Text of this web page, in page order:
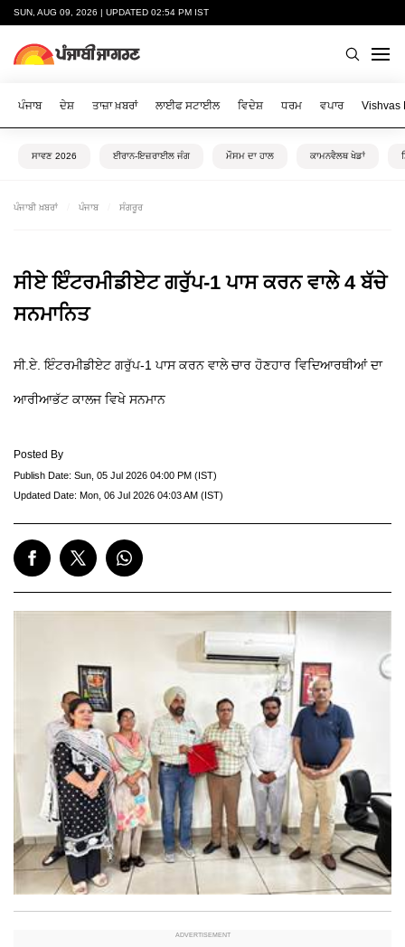
SUN, AUG 09, 2026 | UPDATED 02:54 PM IST
ਪੰਜਾਬ ਦੇਸ਼ ਤਾਜ਼ਾ ਖ਼ਬਰਾਂ ਲਾਈਫ ਸਟਾਈਲ ਵਿਦੇਸ਼ ਧਰਮ ਵਪਾਰ Vishvas
ਸਾਵਣ 2026 ਈਰਾਨ-ਇਜ਼ਰਾਈਲ ਜੰਗ ਮੌਸਮ ਦਾ ਹਾਲ ਕਾਮਨਵੈਲਥ ਖੇਡਾਂ
ਪੰਜਾਬੀ ਖ਼ਬਰਾਂ ਪੰਜਾਬ ਸੰਗਰੂਰ
ਸੀਏ ਇੰਟਰਮੀਡੀਏਟ ਗਰੁੱਪ-1 ਪਾਸ ਕਰਨ ਵਾਲੇ 4 ਬੱਚੇ
ਸਨਮਾਨਿਤ
ਸੀ.ਏ. ਇੰਟਰਮੀਡੀਏਟ ਗਰੁੱਪ-1 ਪਾਸ ਕਰਨ ਵਾਲੇ ਚਾਰ ਹੋਣਹਾਰ ਵਿਦਿਆਰਥੀਆਂ ਦਾ
ਆਰੀਆਭੱਟ ਕਾਲਜ ਵਿਖੇ ਸਨਮਾਨ
Posted By
Publish Date: Sun, 05 Jul 2026 04:00 PM (IST)
Updated Date: Mon, 06 Jul 2026 04:03 AM (IST)